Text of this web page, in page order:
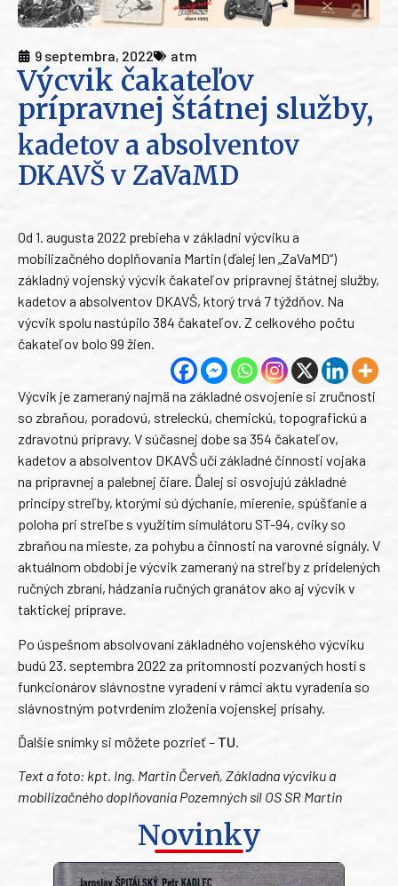
9 septembra, 2022 atm
Výcvik čakateľov
prípravnej štátnej služby,
kadetov a absolventov
DKAVŠ v ZaVaMD
Od 1. augusta 2022 prebieha v základni výcviku a
mobilizačného doplňovania Martin (ďalej len „ZaVaMD“)
základný vojenský výcvik čakateľov prípravnej štátnej služby,
kadetov a absolventov DKAVŠ, ktorý trvá 7 týždňov. Na
výcvik spolu nastúpilo 384 čakateľov. Z celkového počtu
čakateľov bolo 99 žien.
Výcvik je zameraný najmä na základné osvojenie si zručnosti
so zbraňou, poradovú, streleckú, chemickú, topografickú a
zdravotnú prípravy. V súčasnej dobe sa 354 čakateľov,
kadetov a absolventov DKAVŠ učí základné činnosti vojaka
na prípravnej a palebnej čiare. Ďalej si osvojujú základné
princípy streľby, ktorými sú dýchanie, mierenie, spúšťanie a
poloha pri streľbe s využitím simulátoru ST-94, cviky so
zbraňou na mieste, za pohybu a činnosti na varovné signály. V
aktuálnom období je výcvik zameraný na streľby z pridelených
ručných zbraní, hádzania ručných granátov ako aj výcvik v
taktickej príprave.
Po úspešnom absolvovaní základného vojenského výcviku
budú 23. septembra 2022 za prítomností pozvaných hostí s
funkcionárov slávnostne vyradení v rámci aktu vyradenia so
slávnostným potvrdením zloženia vojenskej prísahy.
Ďalšie snímky si môžete pozrieť – TU.
Text a foto: kpt. Ing. Martin Červeň, Základna výcviku a
mobilizačného doplňovania Pozemných síl OS SR Martin
Novinky